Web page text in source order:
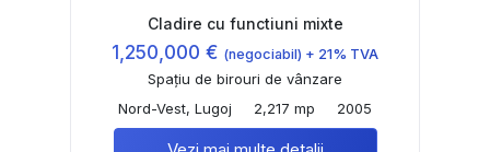
Cladire cu functiuni mixte
1,250,000 € (negociabil) + 21% TVA
Spațiu de birouri de vânzare
Nord-Vest, Lugoj
2,217 mp 2005